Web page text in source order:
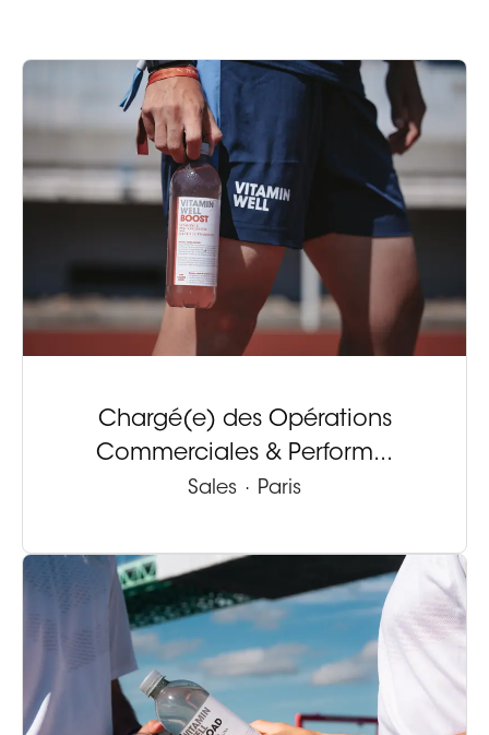
Chargé(e) des Opérations
Commerciales & Perform...
Sales · Paris